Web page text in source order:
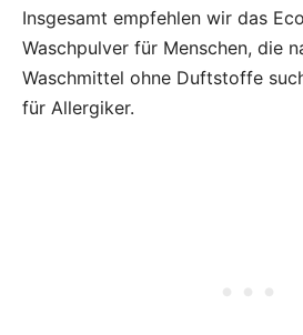
Insgesamt empfehlen wir das
Waschpulver für Menschen, die
Waschmittel ohne Duftstoffe
für Allergiker.